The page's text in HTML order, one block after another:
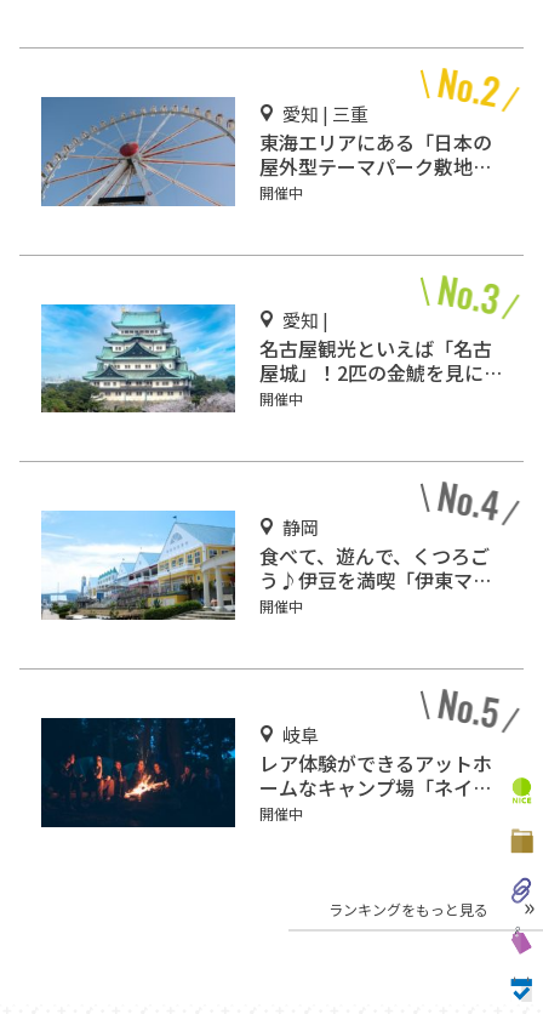
愛知 | 三重
東海エリアにある「日本の
屋外型テーマパーク敷地面
積ランキング」入りしてい
開催中
愛知 |
名古屋観光といえば「名古
屋城」！2匹の金鯱を見に
行こう
開催中
静岡
食べて、遊んで、くつろご
う♪伊豆を満喫「伊東マリ
ンタウン」
開催中
岐阜
レア体験ができるアットホ
ームなキャンプ場「ネイチ
ャーランドかみのほ」
開催中
ランキングをもっと見る